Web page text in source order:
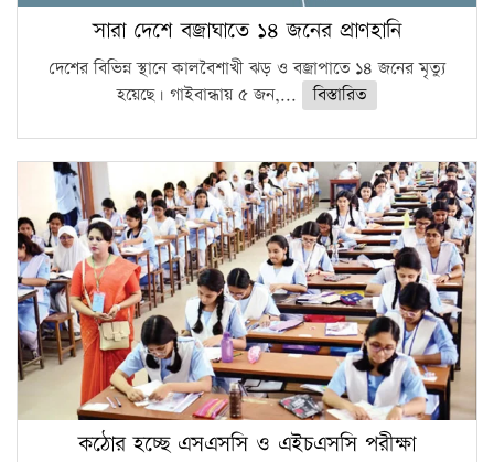
সারা দেশে বজ্রাঘাতে ১৪ জনের প্রাণহানি
দেশের বিভিন্ন স্থানে কালবৈশাখী ঝড় ও বজ্রাপাতে ১৪ জনের মৃত্যু
হয়েছে। গাইবান্ধায় ৫ জন,...
বিস্তারিত
কঠোর হচ্ছে এসএসসি ও এইচএসসি পরীক্ষা